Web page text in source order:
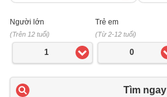
Người lớn
(Trên 12 tuổi)
1
Trẻ em
(Từ 2-12 tuổi)
0
Tìm ngay